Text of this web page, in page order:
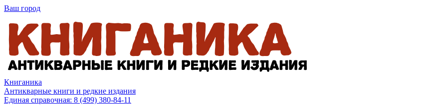
Ваш город
Книганика
Антикварные книги и редкие издания
Единая справочная: 8 (499) 380-84-11